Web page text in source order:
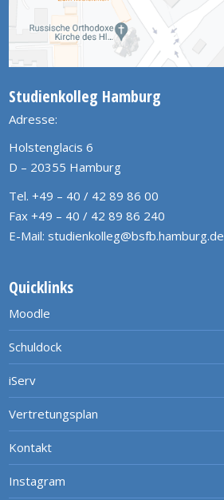
Studienkolleg Hamburg
Adresse:
Holstenglacis 6
D – 20355 Hamburg
Tel. +49 – 40 / 42 89 86 00
Fax +49 – 40 / 42 89 86 240
E-Mail: studienkolleg@bsfb.hamburg.de
Quicklinks
Moodle
Schuldock
iServ
Vertretungsplan
Kontakt
Instagram